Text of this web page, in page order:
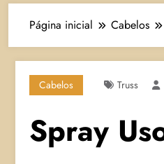
Página inicial Cabelos
Cabelos Truss
Spray